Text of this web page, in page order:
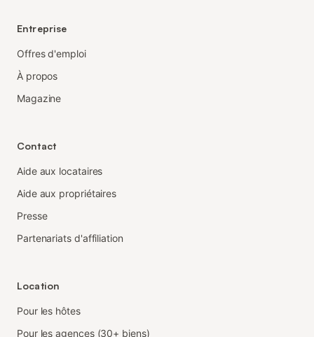
Entreprise
Offres d'emploi
À propos
Magazine
Contact
Aide aux locataires
Aide aux propriétaires
Presse
Partenariats d'affiliation
Location
Pour les hôtes
Pour les agences (30+ biens)